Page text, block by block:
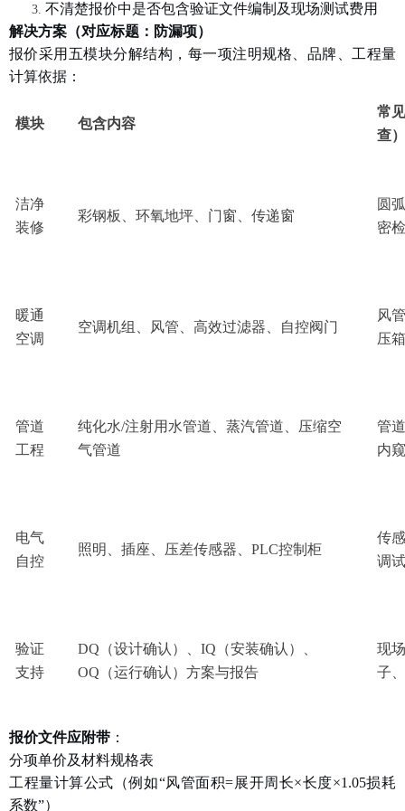
不清楚报价中是否包含验证文件编制及现场测试费用
解决方案（对应标题：防漏项）
报价采用五模块分解结构，每一项注明规格、品牌、工程量
计算依据：
模块 包含内容
常
查
洁净
装修
彩钢板、环氧地坪、门窗、传递窗
圆
密
暖通
空调
空调机组、风管、高效过滤器、自控阀门
风
压
管道
工程
纯化水/注射用水管道、蒸汽管道、压缩空
气管道
管
内
电气
自控
照明、插座、压差传感器、PLC控制柜
传
调
验证
支持
DQ（设计确认）、IQ（安装确认）、
OQ（运行确认）方案与报告
现
子
报价文件应附带 ：
分项单价及材料规格表
工程量计算公式（例如“风管面积=展开周长×长度×1.05损耗
系数”）